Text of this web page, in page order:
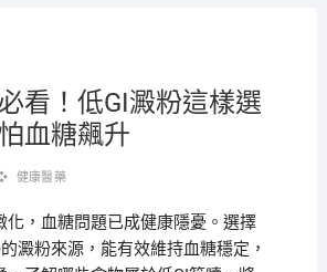
看！低GI澱粉這樣選
血糖飆升
健康醫藥
化，血糖問題已成健康隱憂。選擇
澱粉來源，能有效維持血糖穩定，